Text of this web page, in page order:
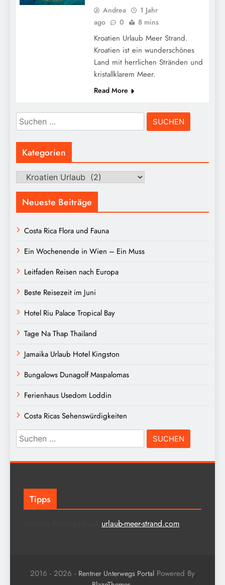
Andrea
1 Jahr
ago
0 8 mins
Kroatien Urlaub Meer Strand.
Kroatien ist ein wunderschönes
Land mit herrlichen Stränden und
kristallklarem Meer.
Read More
Suchen
nach:
Kategorien
Kategorien
Neueste Beiträge
Costa Rica Flora und Fauna
Ein Wochenende in Wien – Ein Muss
Leitfaden Reisen nach Europa
Beste Reisezeit im Juni
Hotel Riu Palace Tropical Bay
Tage Na Thap Thailand
Jamaika Urlaub Hotel Kingston
Bungalows Dunagolf Maspalomas
Ferienhaus Usedom Loddin
Costa Ricas Sehenswürdigkeiten
Suchen
nach:
Tipps
urlaub-meer-strand.com
2016 - 2026 - Rentner Unterwegs Portal Powered By